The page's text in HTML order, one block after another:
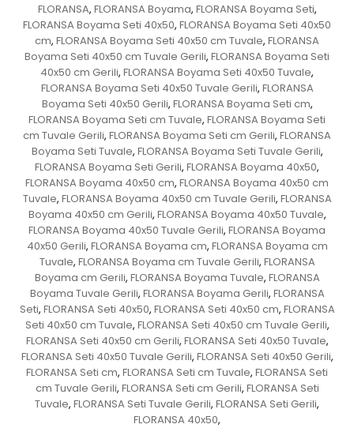
FLORANSA, FLORANSA Boyama, FLORANSA Boyama Seti,
FLORANSA Boyama Seti 40x50, FLORANSA Boyama Seti 40x50
cm, FLORANSA Boyama Seti 40x50 cm Tuvale, FLORANSA
Boyama Seti 40x50 cm Tuvale Gerili, FLORANSA Boyama Seti
40x50 cm Gerili, FLORANSA Boyama Seti 40x50 Tuvale,
FLORANSA Boyama Seti 40x50 Tuvale Gerili, FLORANSA
Boyama Seti 40x50 Gerili, FLORANSA Boyama Seti cm,
FLORANSA Boyama Seti cm Tuvale, FLORANSA Boyama Seti
cm Tuvale Gerili, FLORANSA Boyama Seti cm Gerili, FLORANSA
Boyama Seti Tuvale, FLORANSA Boyama Seti Tuvale Gerili,
FLORANSA Boyama Seti Gerili, FLORANSA Boyama 40x50,
FLORANSA Boyama 40x50 cm, FLORANSA Boyama 40x50 cm
Tuvale, FLORANSA Boyama 40x50 cm Tuvale Gerili, FLORANSA
Boyama 40x50 cm Gerili, FLORANSA Boyama 40x50 Tuvale,
FLORANSA Boyama 40x50 Tuvale Gerili, FLORANSA Boyama
40x50 Gerili, FLORANSA Boyama cm, FLORANSA Boyama cm
Tuvale, FLORANSA Boyama cm Tuvale Gerili, FLORANSA
Boyama cm Gerili, FLORANSA Boyama Tuvale, FLORANSA
Boyama Tuvale Gerili, FLORANSA Boyama Gerili, FLORANSA
Seti, FLORANSA Seti 40x50, FLORANSA Seti 40x50 cm, FLORANSA
Seti 40x50 cm Tuvale, FLORANSA Seti 40x50 cm Tuvale Gerili,
FLORANSA Seti 40x50 cm Gerili, FLORANSA Seti 40x50 Tuvale,
FLORANSA Seti 40x50 Tuvale Gerili, FLORANSA Seti 40x50 Gerili,
FLORANSA Seti cm, FLORANSA Seti cm Tuvale, FLORANSA Seti
cm Tuvale Gerili, FLORANSA Seti cm Gerili, FLORANSA Seti
Tuvale, FLORANSA Seti Tuvale Gerili, FLORANSA Seti Gerili,
FLORANSA 40x50,